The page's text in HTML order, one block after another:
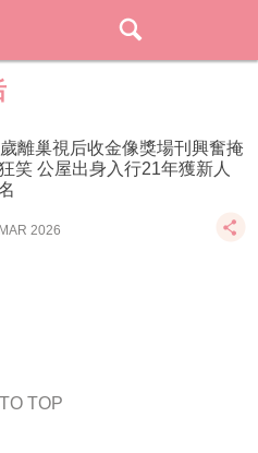
離巢視后收金像獎場刊興奮掩
笑 公屋出身入行21年獲新人
2026
TOP